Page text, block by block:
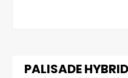
PALISADE HYBRID